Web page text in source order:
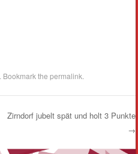
. Bookmark thepermalink
Zirndorf jubelt spät und holt 3 Punkte
→